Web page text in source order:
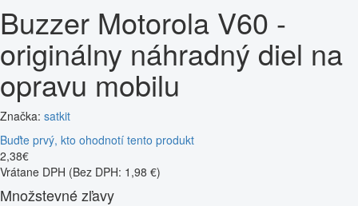
Buzzer Motorola V60 -
originálny náhradný diel na
opravu mobilu
Značka: satkit
Buďte prvý, kto ohodnotí tento produkt
2,38€
Vrátane DPH (Bez DPH: 1,98 €)
Množstevné zľavy